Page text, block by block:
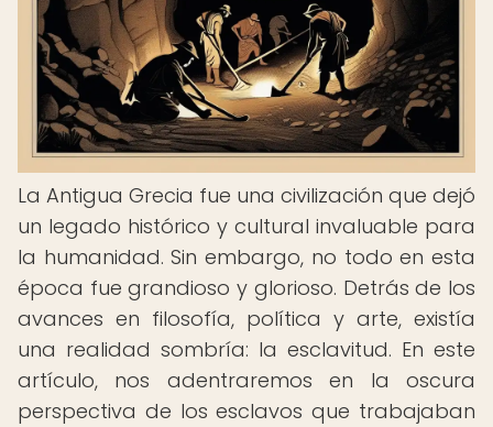
La Antigua Grecia fue una civilización que dejó
un legado histórico y cultural invaluable para
la humanidad. Sin embargo, no todo en esta
época fue grandioso y glorioso. Detrás de los
avances en filosofía, política y arte, existía
una realidad sombría: la esclavitud. En este
artículo, nos adentraremos en la oscura
perspectiva de los esclavos que trabajaban